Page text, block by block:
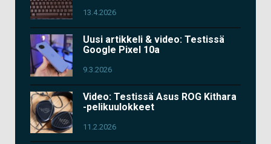
13.4.2026
Uusi artikkeli & video: Testissä
Google Pixel 10a
9.3.2026
Video: Testissä Asus ROG Kithara
-pelikuulokkeet
11.2.2026